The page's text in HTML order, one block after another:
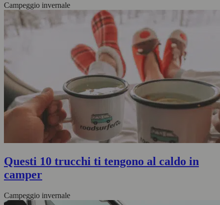
Campeggio invernale
Questi 10 trucchi ti tengono al caldo in
camper
Campeggio invernale